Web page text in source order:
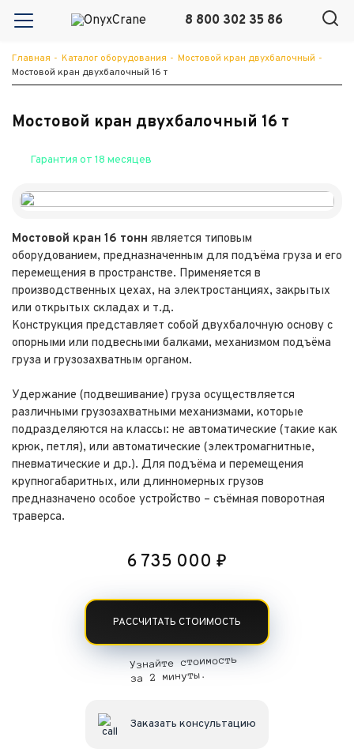
8 800 302 35 86
Главная - Каталог оборудования - Мостовой кран двухбалочный -
Мостовой кран двухбалочный 16 т
Мостовой кран двухбалочный 16 т
Гарантия от 18 месяцев
Мостовой кран 16 тонн является типовым
оборудованием, предназначенным для подъёма груза и его
перемещения в пространстве. Применяется в
производственных цехах, на электростанциях, закрытых
или открытых складах и т.д.
Конструкция представляет собой двухбалочную основу с
опорными или подвесными балками, механизмом подъёма
груза и грузозахватным органом.
Удержание (подвешивание) груза осуществляется
различными грузозахватными механизмами, которые
подразделяются на классы: не автоматические (такие как
крюк, петля), или автоматические (электромагнитные,
пневматические и др.). Для подъёма и перемещения
крупногабаритных, или длинномерных грузов
предназначено особое устройство – съёмная поворотная
траверса.
6 735 000 ₽
РАССЧИТАТЬ СТОИМОСТЬ
Узнайте стоимость
за 2 минуты.
Заказать консультацию